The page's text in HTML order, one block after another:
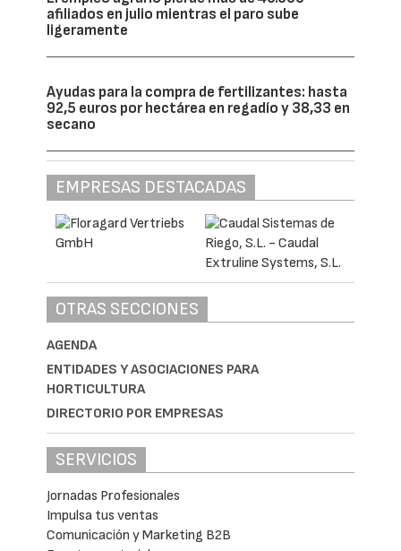
afiliados en julio mientras el paro sube
ligeramente
Ayudas para la compra de fertilizantes: hasta
92,5 euros por hectárea en regadío y 38,33 en
secano
EMPRESAS DESTACADAS
OTRAS SECCIONES
AGENDA
ENTIDADES Y ASOCIACIONES PARA
HORTICULTURA
DIRECTORIO POR EMPRESAS
SERVICIOS
Jornadas Profesionales
Impulsa tus ventas
Comunicación y Marketing B2B